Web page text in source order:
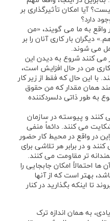
آیا امکان تأثیرگذاری بر
دارد؟
۱۱ درصدی، در واقع به ما می ‌گویند، «من
دیگران بار کاری آنان را بر
می‌ شوند.
می ‌کنند شروع به دیدن این
من در حال افزایش است،
با این حال که فقط از زیر کار
همان مقدار که من حقوق
به طور ذاتی دلسردکننده
کنند و پیوسته در سازمان
می ‌کنند. دائماً منفی
در واقع در محیط کار حضور
و در برابر هر تلاشی برای
تر مقاومت می ‌کنند.
‌ها احتمالاً امکان جابجایی را
بهتر است که از آنها
تا اینکه بگذارید در کنار
به همان اندازه ترک